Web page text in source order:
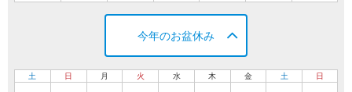
今年のお盆休み
土 日 月 火 水 木 金 土 日